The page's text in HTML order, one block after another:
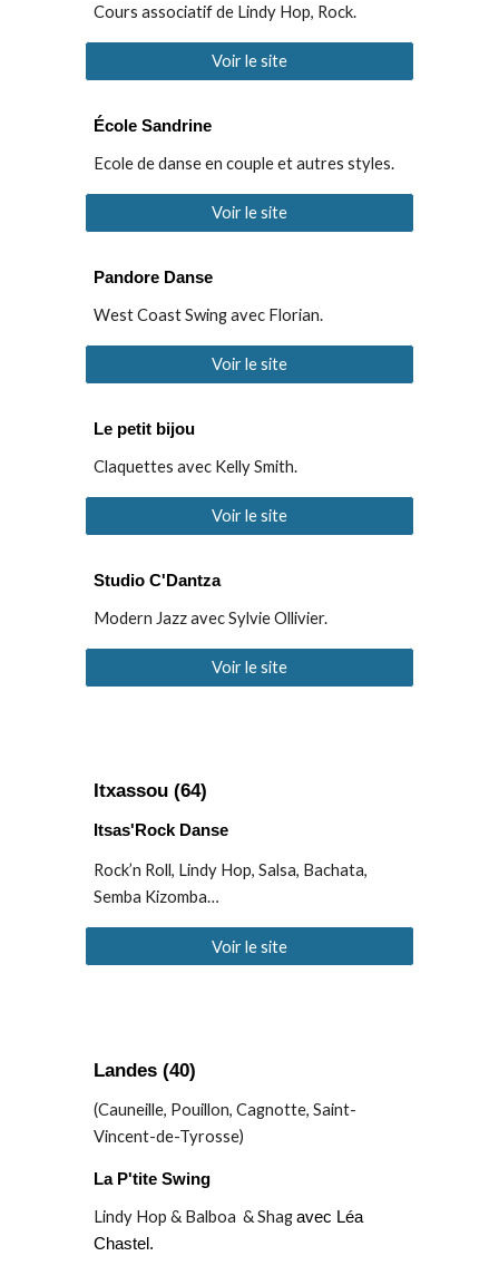
Cours associatif de Lindy Hop, Rock.
Voir le site
École Sandrine
Ecole de danse en couple et autres styles.
Voir le site
Pandore Danse
West Coast Swing avec Florian.
Voir le site
Le petit bijou
Claquettes avec Kelly Smith.
Voir le site
Studio C'Dantza
Modern Jazz avec Sylvie Ollivier.
Voir le site
Itxassou (64)
Itsas'Rock Danse
Rock’n Roll, Lindy Hop, Salsa, Bachata,
Semba Kizomba…
Voir le site
Landes(40)
(Cauneille, Pouillon, Cagnotte, Saint-
Vincent-de-Tyrosse)
La P'tite Swing
Lindy Hop & Balboa & Shagavec Léa
Chastel.